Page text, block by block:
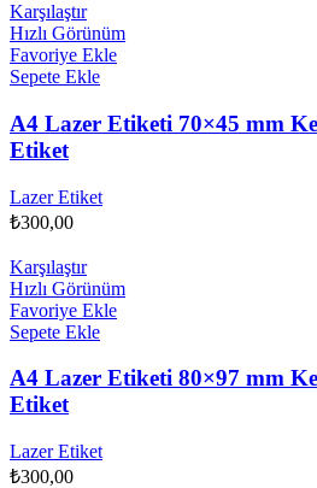
Karşılaştır
Hızlı Görünüm
Favoriye Ekle
Sepete Ekle
A4 Lazer Etiketi 70×45 mm
Etiket
Lazer Etiket
₺300,00
Karşılaştır
Hızlı Görünüm
Favoriye Ekle
Sepete Ekle
A4 Lazer Etiketi 80×97 mm
Etiket
Lazer Etiket
₺300,00